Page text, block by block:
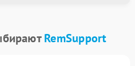
RemSupport